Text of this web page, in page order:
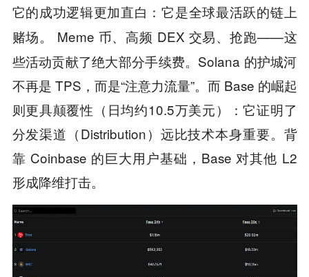
它的成功逻辑更加直白：它是全球最活跃的链上
赌场。
Meme 币、高频 DEX 交易、抢跑——这
些活动贡献了绝大部分手续费。Solana 的护城河
不再是 TPS，而是“注意力流量”。而 Base 的崛起
则更具颠覆性（日均约10.5万美元）：它证明了
分发渠道（Distribution）远比技术本身重要。背
靠 Coinbase 的巨大用户基础，Base 对其他 L2
形成降维打击。